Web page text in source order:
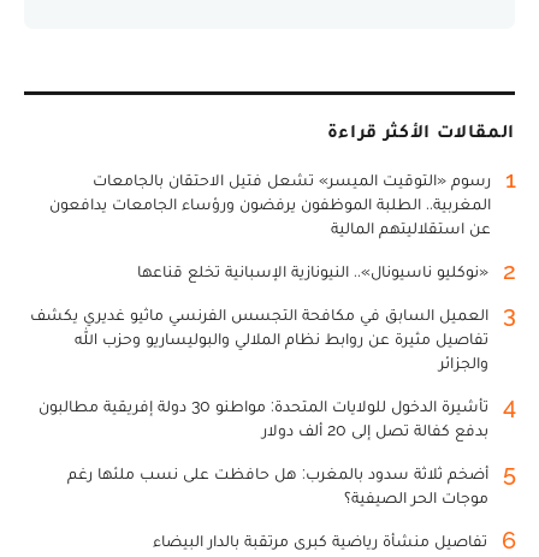
المقالات الأكثر قراءة
1
رسوم «التوقيت الميسر» تشعل فتيل الاحتقان بالجامعات
المغربية.. الطلبة الموظفون يرفضون ورؤساء الجامعات يدافعون
عن استقلاليتهم المالية
2 «نوكليو ناسيونال».. النيونازية الإسبانية تخلع قناعها
3
العميل السابق في مكافحة التجسس الفرنسي ماثيو غديري يكشف
تفاصيل مثيرة عن روابط نظام الملالي والبوليساريو وحزب الله
والجزائر
4
تأشيرة الدخول للولايات المتحدة: مواطنو 30 دولة إفريقية مطالبون
بدفع كفالة تصل إلى 20 ألف دولار
5
أضخم ثلاثة سدود بالمغرب: هل حافظت على نسب ملئها رغم
موجات الحر الصيفية؟
6 تفاصيل منشأة رياضية كبرى مرتقبة بالدار البيضاء